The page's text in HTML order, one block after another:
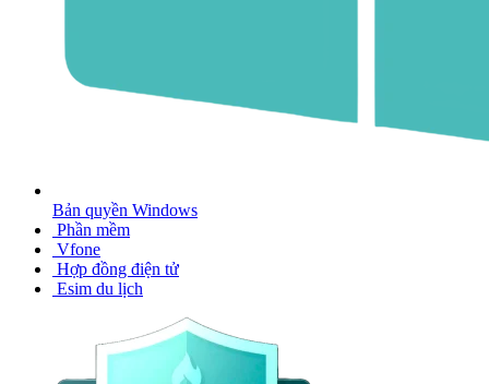
Bản quyền Windows
Phần mềm
Vfone
Hợp đồng điện tử
Esim du lịch